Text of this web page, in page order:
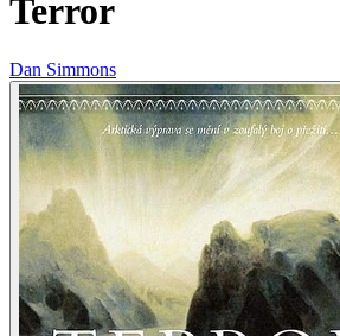
Terror
Dan Simmons